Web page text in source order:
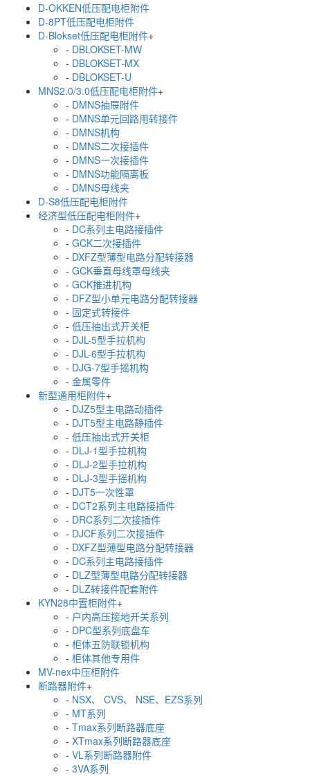
D-OKKEN低压配电柜附件
D-8PT低压配电柜附件
D-Blokset低压配电柜附件+
- DBLOKSET-MW
- DBLOKSET-MX
- DBLOKSET-U
MNS2.0/3.0低压配电柜附件+
- DMNS抽屉附件
- DMNS单元回路用转接件
- DMNS机构
- DMNS二次接插件
- DMNS一次接插件
- DMNS功能隔离板
- DMNS母线夹
D-S8低压配电柜附件
经济型低压配电柜附件+
- DC系列主电路接插件
- GCK二次接插件
- DXFZ型薄型电路分配转接器
- GCK垂直母线罩母线夹
- GCK推进机构
- DFZ型小单元电路分配转接器
- 固定式转接件
- 低压抽出式开关柜
- DJL-5型手拉机构
- DJL-6型手拉机构
- DJG-7型手摇机构
- 金属零件
新型通用柜附件+
- DJZ5型主电路动插件
- DJT5型主电路静插件
- 低压抽出式开关柜
- DLJ-1型手拉机构
- DLJ-2型手拉机构
- DLJ-3型手摇机构
- DJT5一次性罩
- DCT2系列主电路接插件
- DRC系列二次接插件
- DJCF系列二次接插件
- DXFZ型薄型电路分配转接器
- DC系列主电路接插件
- DLZ型薄型电路分配转接器
- DLZ转接件配套附件
KYN28中置柜附件+
- 户内高压接地开关系列
- DPC型系列底盘车
- 柜体五防联锁机构
- 柜体其他专用件
MV-nex中压柜附件
断路器附件+
- NSX、 CVS、 NSE、EZS系列
- MT系列
- Tmax系列断路器底座
- XTmax系列断路器底座
- VL系列断路器附件
- 3VA系列